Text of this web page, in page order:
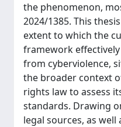
the phenomenon,
2024/1385. This
extent to which the
framework
from cyberviolence,
the broader context
rights law to assess
standards. Drawing
legal sources, as